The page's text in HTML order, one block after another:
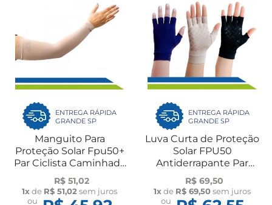
ENTREGA RÁPIDA
GRANDE SP
Manguito Para
Proteção Solar Fpu50+
Par Ciclista Caminhada
Esporte Motorista de
Carro New Form
R$ 51,02
1xde R$ 51,02sem juros
ou
ENTREGA RÁPIDA
GRANDE SP
Luva Curta de Proteção
Solar FPU50
Antiderrapante Par
Flambé
R$ 69,50
1xde R$ 69,50sem juros
ou